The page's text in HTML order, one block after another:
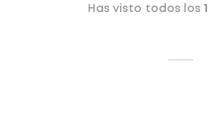
Has visto todos los